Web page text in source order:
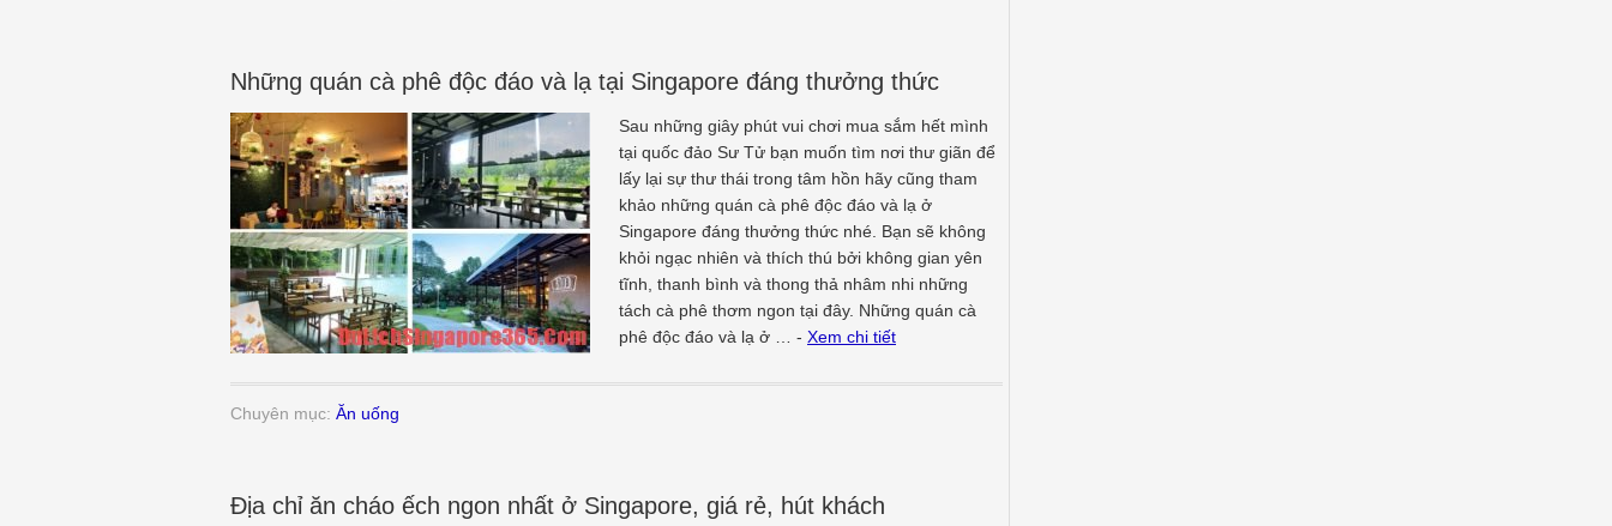
Những quán cà phê độc đáo và lạ tại Singapore đáng thưởng thức
Sau những giây phút vui chơi mua sắm hết mình
tại quốc đảo Sư Tử bạn muốn tìm nơi thư giãn để
lấy lại sự thư thái trong tâm hồn hãy cũng tham
khảo những quán cà phê độc đáo và lạ ở
Singapore đáng thưởng thức nhé. Bạn sẽ không
khỏi ngạc nhiên và thích thú bởi không gian yên
tĩnh, thanh bình và thong thả nhâm nhi những
tách cà phê thơm ngon tại đây. Những quán cà
phê độc đáo và lạ ở … - Xem chi tiết
Chuyên mục: Ăn uống
Địa chỉ ăn cháo ếch ngon nhất ở Singapore, giá rẻ, hút khách